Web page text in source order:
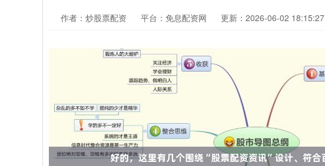
作者：炒股票配资 平台：免息配资网 更新：2026-06-02 18:15:27